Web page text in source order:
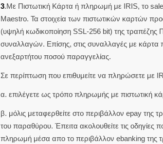
3.Με Πιστωτική Κάρτα ή πληρωμή με IRIS, το
Maestro. Τα στοιχεία των πιστωτικών καρτών
(υψηλή κωδικοποίηση SSL-256 bit) της τραπέζης
συναλλαγών. Επίσης, στις συναλλαγές με
ανεξαρτήτου ποσού παραγγελίας.
Σε περίπτωση που επιθυμείτε να πληρώσετε με
α. επιλέγετε ως τρόπο πληρωμής με πιστωτική
β. μόλις μεταφερθείτε στο περιβάλλον epay
του παραθύρου. Έπειτα ακολουθείτε τις
πληρωμή μέσα απο το περιβάλλον ebanking της